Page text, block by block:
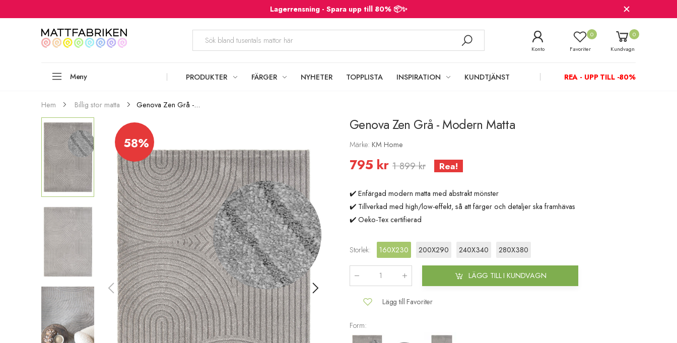
Lagerrensning - Spara upp till 80% 📦✨
Konto
0
Favoriter
0
Kundvagn
Meny PRODUKTER FÄRGER NYHETER TOPPLISTA INSPIRATION KUNDTJÄNST REA - UPP TILL -80%
Hem Billig stor matta Genova Zen Grå -...
58%
Genova Zen Grå - Modern Matta
Märke: KM Home
795 kr 1 899 kr Rea!
✔️ Enfärgad modern matta med abstrakt mönster
✔️ Tillverkad med high/low-effekt, så att färger och detaljer ska framhävas
✔️ Oeko-Tex certifierad
Storlek: 160X230 200X290 240X340 280X380
LÄGG TILL I KUNDVAGN
Lägg till Favoriter
Form: